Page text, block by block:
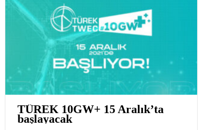
TÜREK 10GW+ 15 Aralık’ta
başlayacak